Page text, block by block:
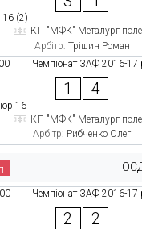
16 (2)
КП "МФК" Металург
Арбітр: Трішин Роман
Чемпіонат ЗАФ 2016-17
16
1 4
КП "МФК" Металург поле
Арбітр: Рибченко Олег
п
Чемпіонат ЗАФ 2016-17
2 2